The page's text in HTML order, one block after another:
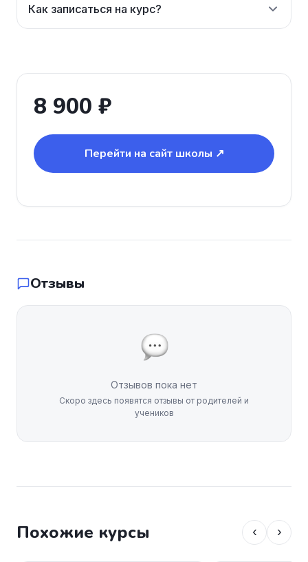
Как записаться на курс?
8 900 ₽
Перейти на сайт школы ↗
Отзывы
Отзывов пока нет
Скоро здесь появятся отзывы от родителей и
учеников
Похожие курсы ‹ ›